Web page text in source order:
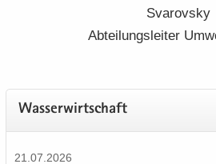
Sva­rovs­ky
Ab­tei­lungs­lei­ter
Was­ser­wirt­schaft
21.07.2026